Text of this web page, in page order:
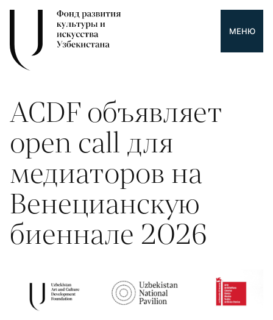
МЕНЮ
ACDF объявляет
open call для
медиаторов на
Венецианскую
биеннале 2026